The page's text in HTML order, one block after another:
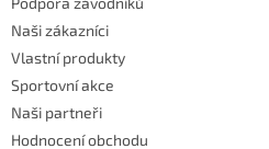
Naši zákazníci
Vlastní produkty
Sportovní akce
Naši partneři
Hodnocení obchodu